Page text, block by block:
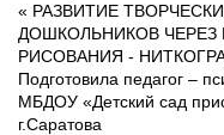
« РАЗВИТИЕ
ДОШКОЛЬНИКОВ
РИСОВАНИЯ -
Подготовила педагог –
МБДОУ «Детский сад
г.Саратова